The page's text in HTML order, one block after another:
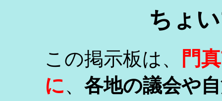
ちょ
この掲示板は、
門
に、 各地の議会や